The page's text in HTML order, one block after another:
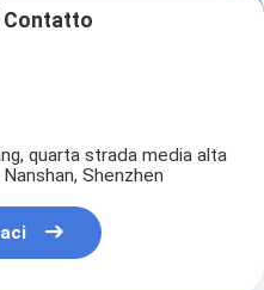
Contatto
quarta strada media alta
Shenzhen